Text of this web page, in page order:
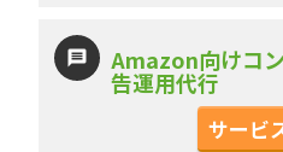
Amazon向けコ
告運用代行
サービ